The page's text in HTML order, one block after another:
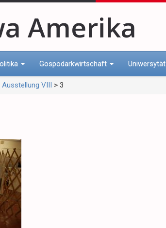
Amerika
Gospodarkwirtschaft Uniwersytät
VIII > 3